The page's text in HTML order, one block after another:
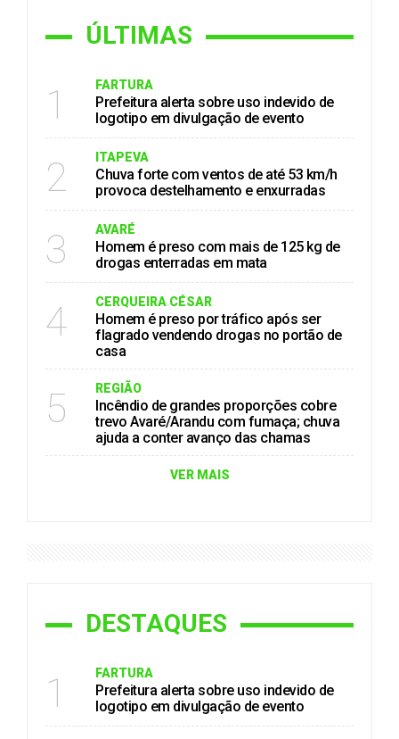
ÚLTIMAS
1 FARTURA
Prefeitura alerta sobre uso indevido de
logotipo em divulgação de evento
2 ITAPEVA
Chuva forte com ventos de até 53 km/h
provoca destelhamento e enxurradas
3 AVARÉ
Homem é preso com mais de 125 kg de
drogas enterradas em mata
4 CERQUEIRA CÉSAR
Homem é preso por tráfico após ser
flagrado vendendo drogas no portão de
casa
5 REGIÃO
Incêndio de grandes proporções cobre
trevo Avaré/Arandu com fumaça; chuva
ajuda a conter avanço das chamas
VER MAIS
DESTAQUES
1 FARTURA
Prefeitura alerta sobre uso indevido de
logotipo em divulgação de evento